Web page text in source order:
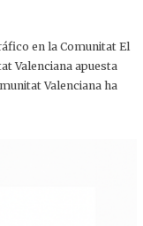
en la Comunitat El
Valenciana apuesta
Valenciana ha